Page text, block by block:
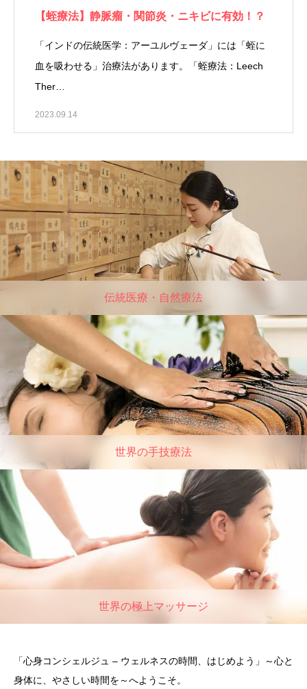
【蛭療法】静脈瘤・関節炎・ニキビに有効！？
「インドの伝統医学：アーユルヴェーダ」には「蛭に
血を吸わせる」治療法があります。「蛭療法：Leech
Ther…
2023.09.14
伝統医療・自然療法
世界の手技療法
世界の極上マッサージ
「心身コンシェルジュ – ウェルネスの時間、はじめよう」～心と
身体に、やさしい時間を～へようこそ。